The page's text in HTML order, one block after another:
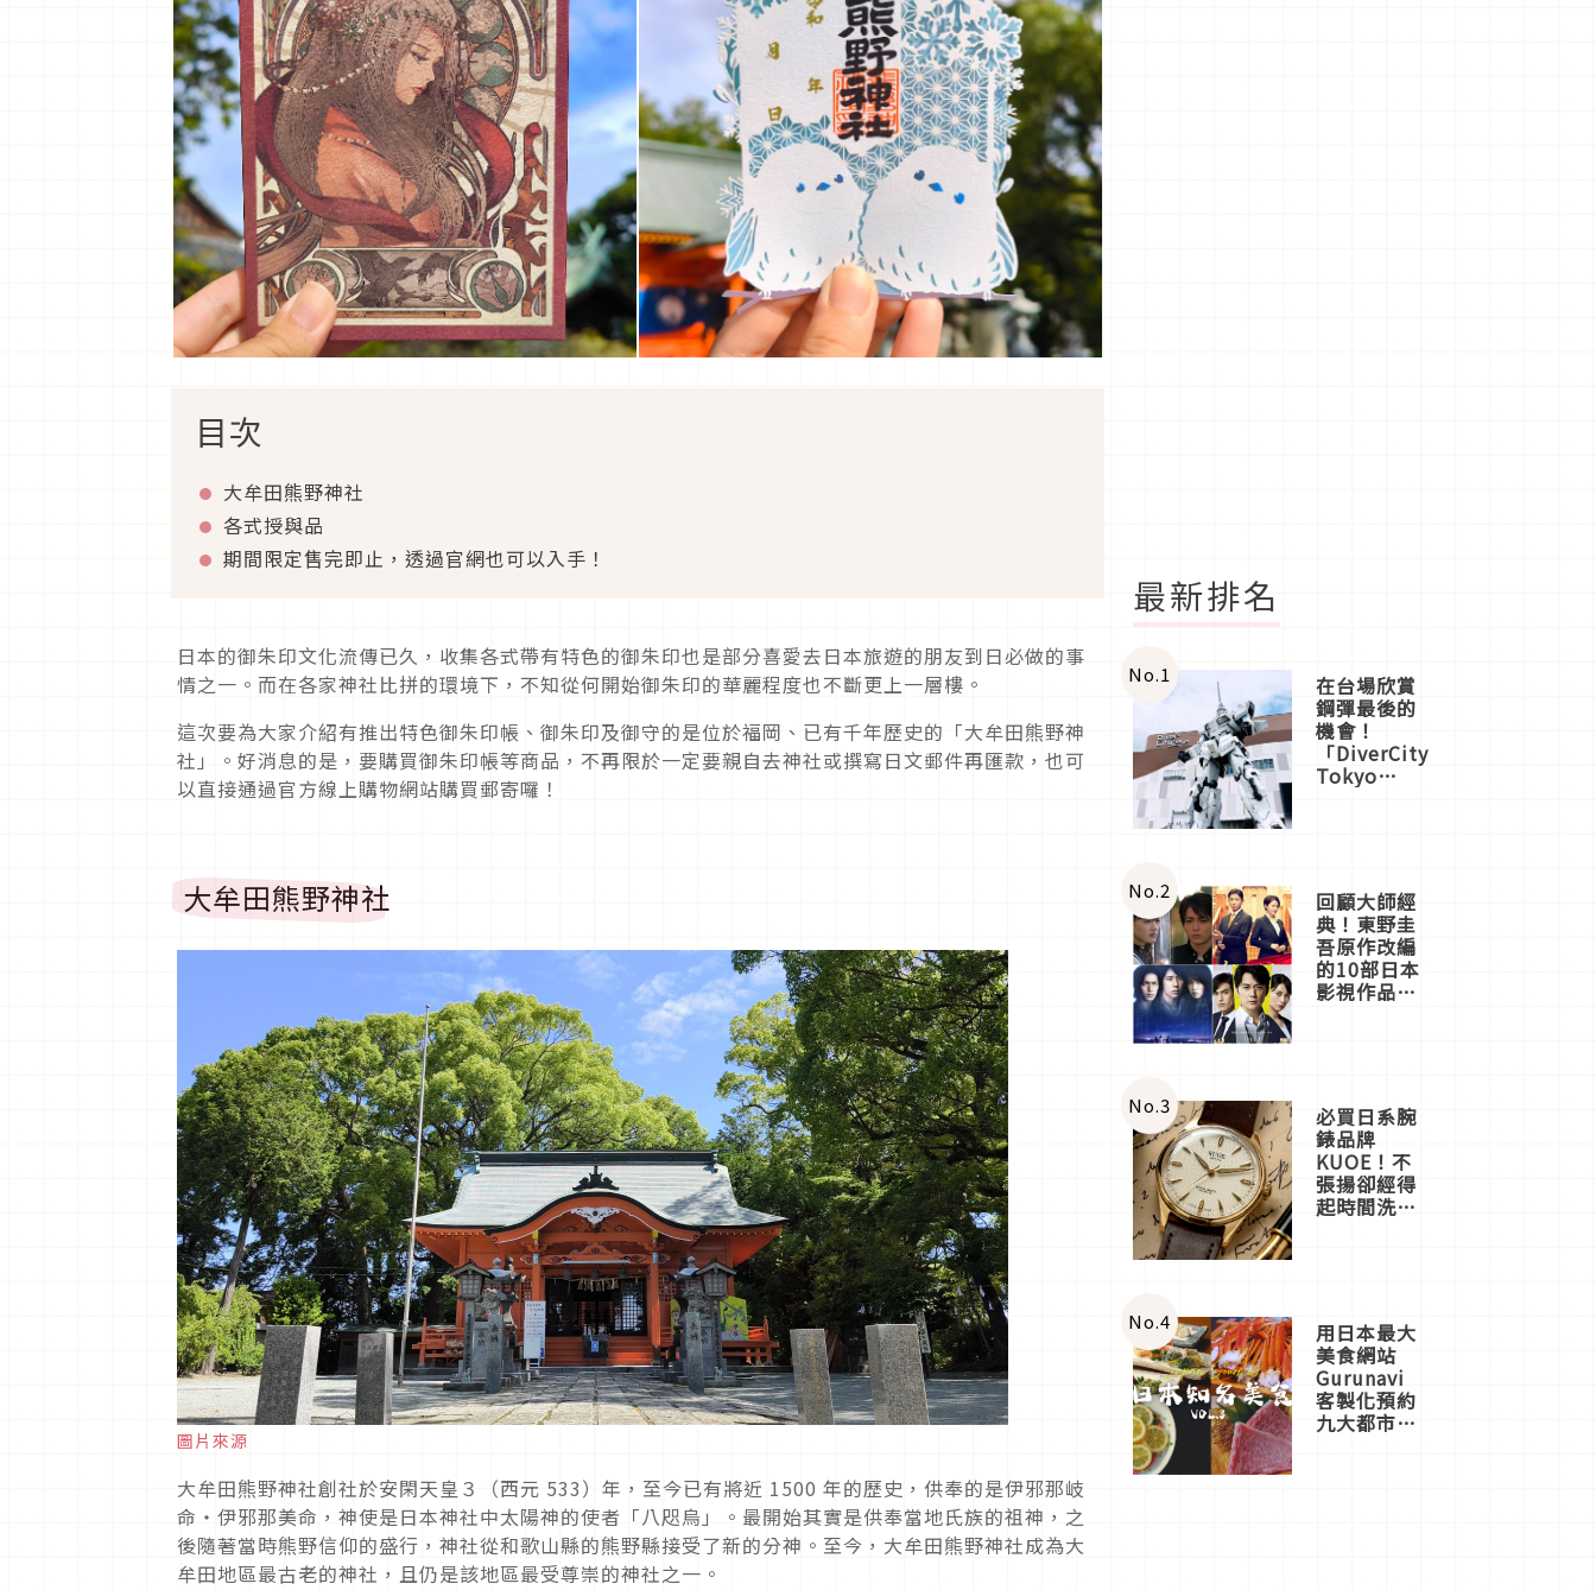
目次
大牟田熊野神社
各式授與品
期間限定售完即止，透過官網也可以入手！
日本的御朱印文化流傳已久，收集各式帶有特色的御朱印也是部分喜愛去日本旅遊的朋友到日必做的事
情之一。而在各家神社比拼的環境下，不知從何開始御朱印的華麗程度也不斷更上一層樓。
這次要為大家介紹有推出特色御朱印帳、御朱印及御守的是位於福岡、已有千年歷史的「大牟田熊野神
社」。好消息的是，要購買御朱印帳等商品，不再限於一定要親自去神社或撰寫日文郵件再匯款，也可
以直接通過官方線上購物網站購買郵寄囉！
大牟田熊野神社
圖片來源
大牟田熊野神社創社於安閑天皇３（西元 533）年，至今已有將近 1500 年的歷史，供奉的是伊邪那岐
命・伊邪那美命，神使是日本神社中太陽神的使者「八咫烏」。最開始其實是供奉當地氏族的祖神，之
後隨著當時熊野信仰的盛行，神社從和歌山縣的熊野縣接受了新的分神。至今，大牟田熊野神社成為大
牟田地區最古老的神社，且仍是該地區最受尊崇的神社之一。
最新排名
No.1 在台場欣賞
鋼彈最後的
機會！
「DiverCity
Tokyo
體驗
No.2 回顧大師經
典！東野圭
吾原作改編
的10部日本
影視作品推
No.3 必買日系腕
錶品牌
KUOE！不
張揚卻經得
起時間洗鍊
No.4 用日本最大
美食網站
Gurunavi
客製化預約
九大都市餐